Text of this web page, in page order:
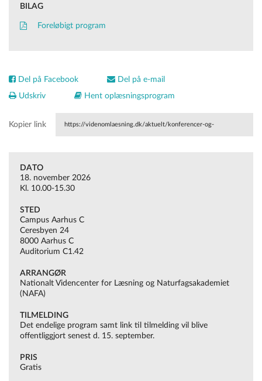
BILAG
Foreløbigt program
Del på Facebook
Del på e-mail
Udskriv
Hent oplæsningsprogram
Kopier link https://videnomlaesning.dk/aktuelt/konferencer-og-
DATO
18. november 2026
Kl. 10.00-15.30
STED
Campus Aarhus C
Ceresbyen 24
8000 Aarhus C
Auditorium C1.42
ARRANGØR
Nationalt Videncenter for Læsning og Naturfagsakademiet
(NAFA)
TILMELDING
Det endelige program samt link til tilmelding vil blive
offentliggjort senest d. 15. september.
PRIS
Gratis